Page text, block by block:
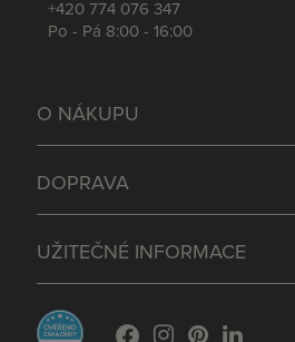
+420 774 076 347
Po - Pá 8:00 - 16:00
O NÁKUPU
DOPRAVA
UŽITEČNÉ INFORMACE